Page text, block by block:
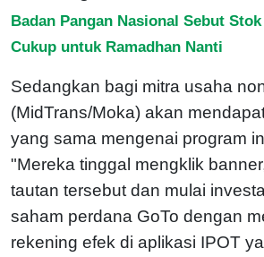
Badan Pangan Nasional Sebut
Cukup untuk Ramadhan Nanti
Sedangkan bagi mitra usaha
(MidTrans/Moka) akan
yang sama mengenai program
"Mereka tinggal mengklik
tautan tersebut dan mulai
saham perdana GoTo dengan
rekening efek di aplikasi IPOT